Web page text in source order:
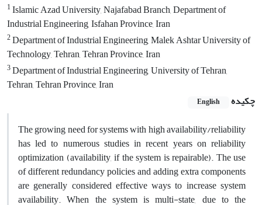
1Islamic Azad University, Najafabad Branch, Department of
Industrial Engineering, Isfahan Province, Iran
2Department of Industrial Engineering, Malek Ashtar University of
Technology, Tehran, Tehran Province, Iran
3Department of Industrial Engineering, University of Tehran,
Tehran, Tehran Province, Iran
چکیده
English
The growing need for systems with high availability/reliability
has led to numerous studies in recent years on reliability
optimization (availability, if the system is repairable). The use
of different redundancy policies and adding extra components
are generally considered effective ways to increase system
availability. When the system is multi-state, due to the